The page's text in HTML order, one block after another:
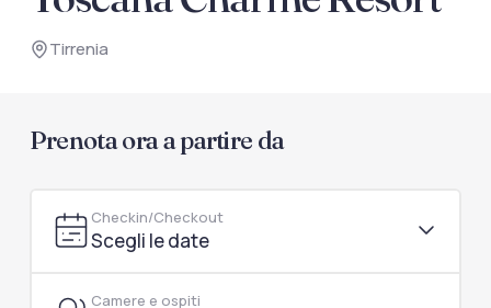
documenti di viaggio.
Tirrenia
Prenota ora a partire da
Checkin/Checkout
Scegli le date
Camere e ospiti